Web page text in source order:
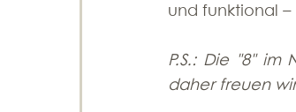
und funktional –
P.S.: Die "8" im
daher freuen